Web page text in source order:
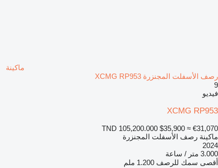
ماكينة
رصف الأسفلت المجنزرة XCMG RP953
9
فيديو
XCMG RP953
TND 105,200.000 $35,900 ≈ €31,070
ماكينة رصف الأسفلت المجنزرة
2024
3.000 متر / ساعة
أقصى سمك للرصف 1.200 ملم